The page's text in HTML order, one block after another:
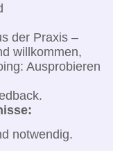
der Praxis –
willkommen,
Ausprobieren
notwendig.